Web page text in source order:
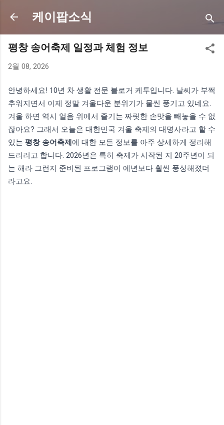
기본 콘텐츠로 건너뛰기
케이팝소식
평창 송어축제 일정과 체험 정보
2월 08, 2026
안녕하세요! 10년 차 생활 전문 블로거 케투입니다. 날씨가 부쩍
추워지면서 이제 정말 겨울다운 분위기가 물씬 풍기고 있네요.
겨울 하면 역시 얼음 위에서 즐기는 짜릿한 손맛을 빼놓을 수 없
잖아요? 그래서 오늘은 대한민국 겨울 축제의 대명사라고 할 수
있는 평창 송어축제에 대한 모든 정보를 아주 상세하게 정리해
드리려고 합니다. 2026년은 특히 축제가 시작된 지 20주년이 되
는 해라 그런지 준비된 프로그램이 예년보다 훨씬 풍성해졌더
라고요.